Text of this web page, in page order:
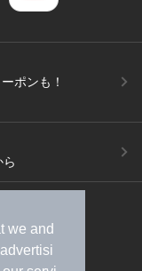
we and
ポンも！
のご案内
規約